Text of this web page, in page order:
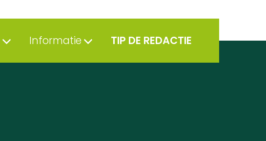
Informatie TIP DE REDACTIE